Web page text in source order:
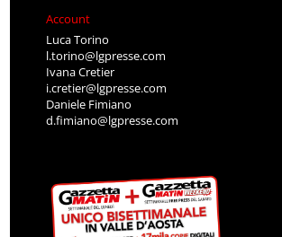
Account
Luca Torino
l.torino@lgpresse.com
Ivana Cretier
i.cretier@lgpresse.com
Daniele Fimiano
d.fimiano@lgpresse.com